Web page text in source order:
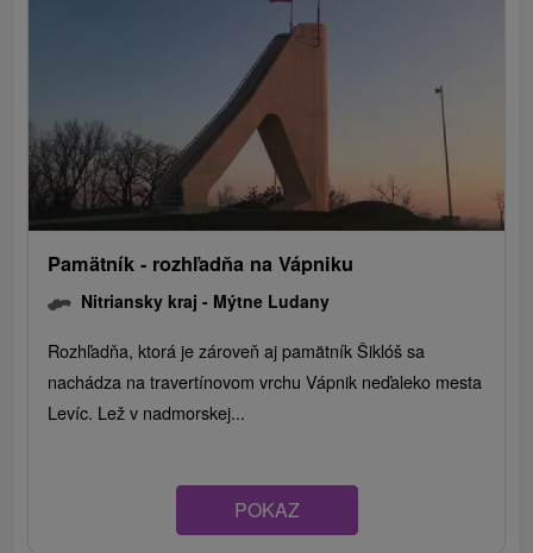
Pamätník - rozhľadňa na Vápniku
Nitriansky kraj - Mýtne Ludany
Rozhľadňa, ktorá je zároveň aj pamätník Šiklóš sa
nachádza na travertínovom vrchu Vápnik neďaleko mesta
Levíc. Lež v nadmorskej...
POKAZ